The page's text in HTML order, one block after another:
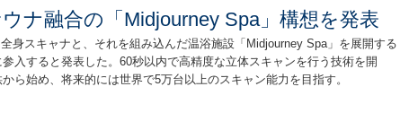
ナ融合の「Midjourney Spa」構想を発表
身スキャナと、それを組み込んだ温浴施設「Midjourney Spa」を展開する
入すると発表した。60秒以内で高精度な立体スキャンを行う技術を開
ら始め、将来的には世界で5万台以上のスキャン能力を目指す。